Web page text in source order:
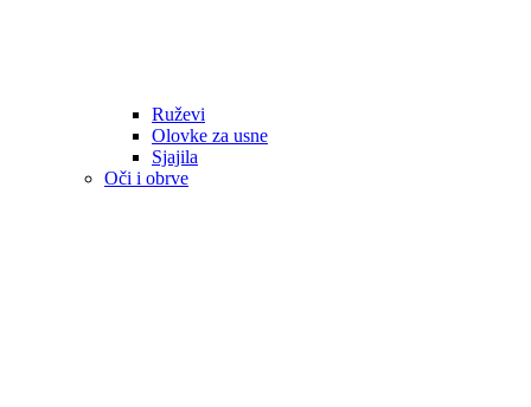
Ruževi
Olovke za usne
Sjajila
Oči i obrve